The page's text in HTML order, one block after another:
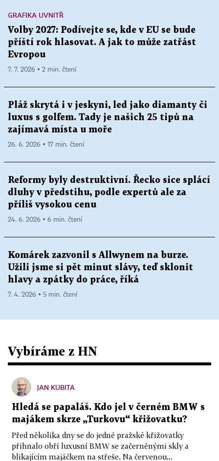
GRAFIKA UVNITŘ
Volby 2027: Podívejte se, kde v EU se bude
příští rok hlasovat. A jak to může zatřást
Evropou
7. 7. 2026 ▪ 2 min. čtení
Pláž skrytá i v jeskyni, led jako diamanty či
luxus s golfem. Tady je našich 25 tipů na
zajímavá místa u moře
26. 6. 2026 ▪ 17 min. čtení
Reformy byly destruktivní. Řecko sice splácí
dluhy v předstihu, podle expertů ale za
příliš vysokou cenu
24. 6. 2026 ▪ 6 min. čtení
Komárek zazvonil s Allwynem na burze.
Užili jsme si pět minut slávy, teď sklonit
hlavy a zpátky do práce, říká
7. 4. 2026 ▪ 5 min. čtení
Vybíráme z HN
JAN KUBITA
Hledá se papaláš. Kdo jel v černém BMW s
majákem skrze „Turkovu“ křižovatku?
Před několika dny se do jedné pražské křižovatky
přihnalo obří luxusní BMW se začerněnými skly a
blikajícím majáčkem na střeše. Na červenou...